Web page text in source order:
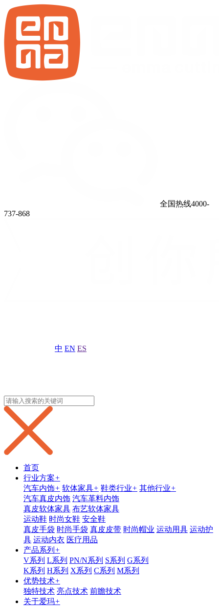
全国热线4000-
737-868
中 EN ES
首页
行业方案+
汽车内饰+ 软体家具+ 鞋类行业+ 其他行业+
汽车真皮内饰 汽车革料内饰
真皮软体家具 布艺软体家具
运动鞋 时尚女鞋 安全鞋
真皮手袋 时尚手袋 真皮皮带 时尚帽业 运动用具 运动护
具 运动内衣 医疗用品
产品系列 +
V系列 L系列 PN/N系列 S系列 G系列
K系列 H系列 X系列 C系列 M系列
优势技术+
独特技术 亮点技术 前瞻技术
关于爱玛+